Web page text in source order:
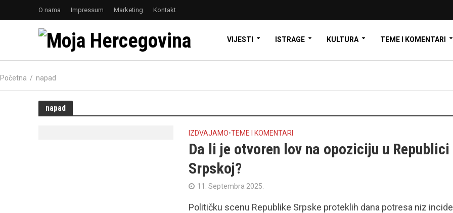
O nama Impressum Marketing Kontakt
VIJESTI ISTRAGE KULTURA TEME I KOMENTARI
Početna / napad
napad
IZDVAJAMO•TEME I KOMENTARI
Da li je otvoren lov na opoziciju u Republici
Srpskoj?
11. Septembra 2025.
Političku scenu Republike Srpske proteklih dana potresa niz